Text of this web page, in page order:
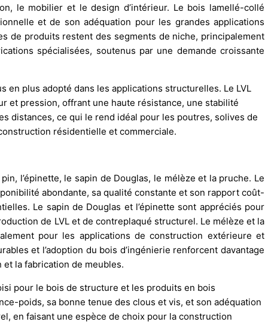
le mobilier et le design d’intérieur. Le bois lamellé-collé
et de son adéquation pour les grandes applications
de produits restent des segments de niche, principalement
spécialisées, soutenus par une demande croissante
en plus adopté dans les applications structurelles. Le LVL
et pression, offrant une haute résistance, une stabilité
distances, ce qui le rend idéal pour les poutres, solives de
résidentielle et commerciale.
l’épinette, le sapin de Douglas, le mélèze et la pruche. Le
abondante, sa qualité constante et son rapport coût-
Le sapin de Douglas et l’épinette sont appréciés pour
de LVL et de contreplaqué structurel. Le mélèze et la
pour les applications de construction extérieure et
et l’adoption du bois d’ingénierie renforcent davantage
et la fabrication de meubles.
pour le bois de structure et les produits en bois
poids, sa bonne tenue des clous et vis, et son adéquation
en faisant une espèce de choix pour la construction